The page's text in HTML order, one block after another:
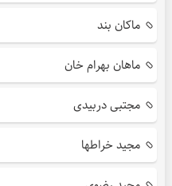
ماکان بند
ماهان بهرام خان
مجتبی دربیدی
مجید خراطها